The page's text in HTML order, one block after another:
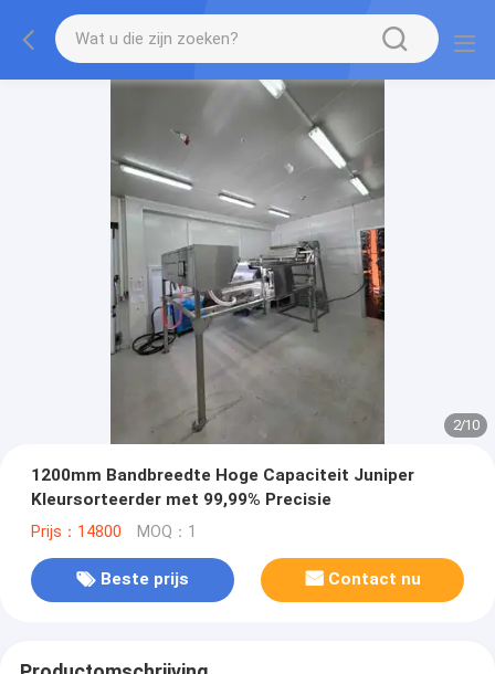
2/10
1200mm Bandbreedte Hoge Capaciteit Juniper
Kleursorteerder met 99,99% Precisie
Prijs：14800 MOQ：1
Beste prijs Contact nu